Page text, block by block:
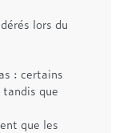
lors du
: certains
que
que les